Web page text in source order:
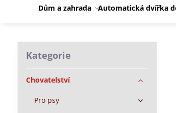
Dům a zahrada Automatická dvířka
Kategorie
Chovatelství
Pro psy